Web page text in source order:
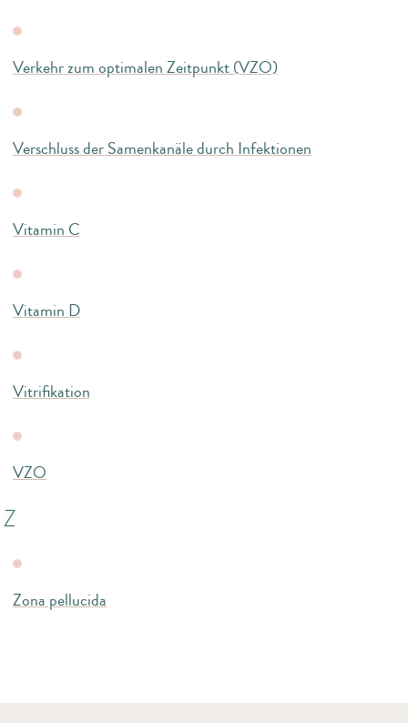
Verkehr zum optimalen Zeitpunkt (VZO)
Verschluss der Samenkanäle durch Infektionen
Vitamin C
Vitamin D
Vitrifikation
VZO
Z
Zona pellucida